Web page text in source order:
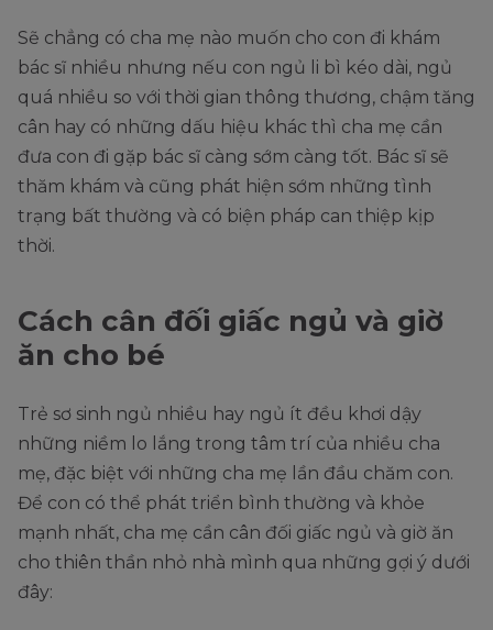
Sẽ chẳng có cha mẹ nào muốn cho con đi khám
bác sĩ nhiều nhưng nếu con ngủ li bì kéo dài, ngủ
quá nhiều so với thời gian thông thương, chậm tăng
cân hay có những dấu hiệu khác thì cha mẹ cần
đưa con đi gặp bác sĩ càng sớm càng tốt. Bác sĩ sẽ
thăm khám và cũng phát hiện sớm những tình
trạng bất thường và có biện pháp can thiệp kịp
thời.
Cách cân đối giấc ngủ và giờ
ăn cho bé
Trẻ sơ sinh ngủ nhiều hay ngủ ít đều khơi dậy
những niềm lo lắng trong tâm trí của nhiều cha
mẹ, đặc biệt với những cha mẹ lần đầu chăm con.
Để con có thể phát triển bình thường và khỏe
mạnh nhất, cha mẹ cần cân đối giấc ngủ và giờ ăn
cho thiên thần nhỏ nhà mình qua những gợi ý dưới
đây: